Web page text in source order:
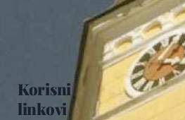
Korisni
linkovi